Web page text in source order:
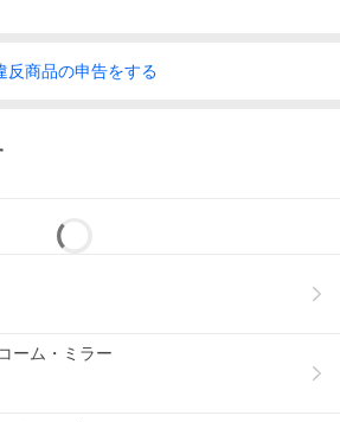
反商品の申告をする
ーム・ミラー